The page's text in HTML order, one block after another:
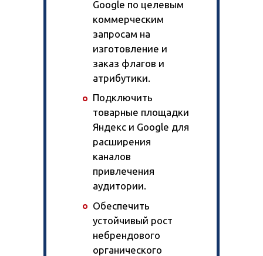
Google по целевым
коммерческим
запросам на
изготовление и
заказ флагов и
атрибутики.
Подключить
товарные площадки
Яндекс и Google для
расширения
каналов
привлечения
аудитории.
Обеспечить
устойчивый рост
небрендового
органического